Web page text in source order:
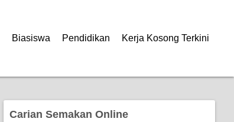
Biasiswa Pendidikan Kerja Kosong Terkini
Carian Semakan Online